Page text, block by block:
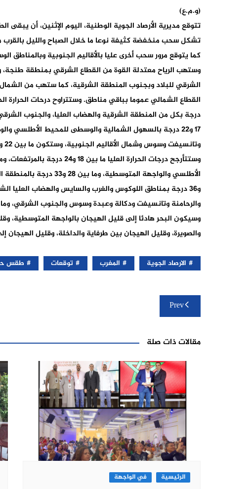
(و.م.ع)
تتوقع مديرية الأرصاد الجوية الوطنية، اليوم الإثنين، أن
تشكل سحب منخفضة كثيفة نوعا ما خلال الصباح والليل
كما يتوقع مرور سحب أخرى عليا بالأقاليم الجنوبية
وستهب الرياح معتدلة القوة من القطاع الشرقي بمنطقة
الشرقي للبلاد وبجنوب المنطقة الشرقية، كما ستهب من الشمال
درجة بكل من المنطقة الشرقية والهضاب العليا، والجنوب
17 و22 درجة بالسهول الشمالية والوسطى للمحيط الأطلسي
وتانسيفت وسوس وشمال الأقاليم الجنوبية، وستكون ما بين 22 و 27 درجة بأقصى جنوب البلاد.
و36 درجة بمناطق اللوكوس والغرب والسايس والهضاب
والرحامنة وتانسيفت ودكالة وعبدة وسوس والجنوب الشرقي، وما بين 35 و40 درجة بأقصى جنوب
وسيكون البحر هادئا إلى قليل الهيجان بالواجهة المتوسطية،
والصويرة، وقليل الهيجان بين طرفاية والداخلة، وقليل
الارصاد الجوية المغرب توقعات طقس
تصفّح
المقالات
Prev
مقالات ذات صلة
الرئيسية في الواجهة